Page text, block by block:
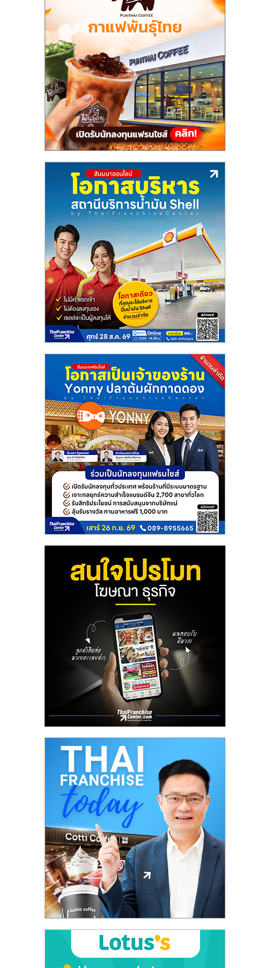
แฟ
ไชส์
ขาย
แฟ
ไชส์
แฟ
ไชส์
ขาย
หน้า
บ้าน
ลงทุน
น้อย
ปรึกษา
ลงทุน
ขยาย
แฟ
ไชส์,